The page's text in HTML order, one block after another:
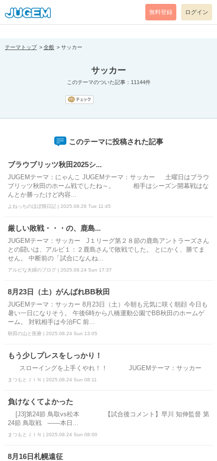
[pear_error: message="Success" code=0 mode=return level=notice
prefix="" info=""]
無料登録 ログイン
テーマトップ 全般 サッカー
サッカー
このテーマのついた記事：11144件
このテーマに投稿された記事
ブラウブリッツ秋田2025シ...
JUGEMテーマ：にゃんこ JUGEMテーマ：サッカー 土曜日はブラウ
ブリッツ秋田のホーム戦でしたね～。 相手はシーズン開幕戦はな
んとか勝ったけど内容...
よねっちのほぼ猫日記 | 2025.08.26 Tue 11:45
厳しい敗戦・・・の、鹿島...
JUGEMテーマ：サッカー J１リーグ第２８節の鹿島アントラーズさん
との闘いは、アルビ１：２鹿島さんで敗戦でした。 とにかく、勝てま
せん。 中断前の「試合になんね...
アルビな夫婦のブログ | 2025.08.24 Sun 17:37
8月23日（土）がんばれBB秋田
JUGEMテーマ：サッカー 8月23日（土）今朝も元気に咲く朝顔 今日も
暑い一日になりそう。 午後6時から八橋運動公園でBB秋田のホームゲ
ーム。 対戦相手は今治FC 前...
秋田の山と医療 | 2025.08.24 Sun 13:05
もう少しプレスをしっかり！
スローイングを上手くやれ！！ JUGEMテーマ：サッカー
まつもとＪＩＮ | 2025.08.24 Sun 08:11
負けなくてよかった
[J3]第24節 鳥取vs松本 【試合後コメント】早川 知伸監督 第
24節 鳥取戦 ――本日...
まつもとＪＩＮ | 2025.08.24 Sun 08:00
8月16日札幌遠征